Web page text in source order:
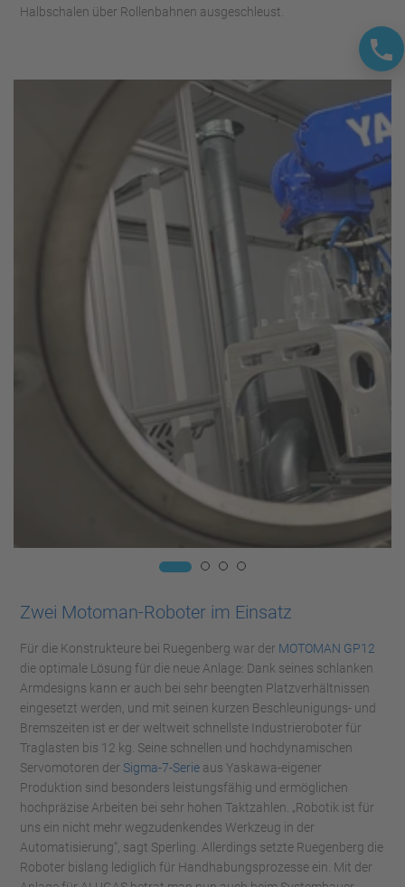
Halbschalen über Rollenbahnen ausgeschleust.
Zwei Motoman-Roboter im Einsatz
Für die Konstrukteure bei Ruegenberg war der MOTOMAN GP12
die optimale Lösung für die neue Anlage: Dank seines schlanken
Armdesigns kann er auch bei sehr beengten Platzverhältnissen
eingesetzt werden, und mit seinen kurzen Beschleunigungs- und
Bremszeiten ist er der weltweit schnellste Industrieroboter für
Traglasten bis 12 kg. Seine schnellen und hochdynamischen
Servomotoren der Sigma-7-Serie aus Yaskawa-eigener
Produktion sind besonders leistungsfähig und ermöglichen
hochpräzise Arbeiten bei sehr hohen Taktzahlen. „Robotik ist für
uns ein nicht mehr wegzudenkendes Werkzeug in der
Automatisierung“, sagt Sperling. Allerdings setzte Ruegenberg die
Roboter bislang lediglich für Handhabungsprozesse ein. Mit der